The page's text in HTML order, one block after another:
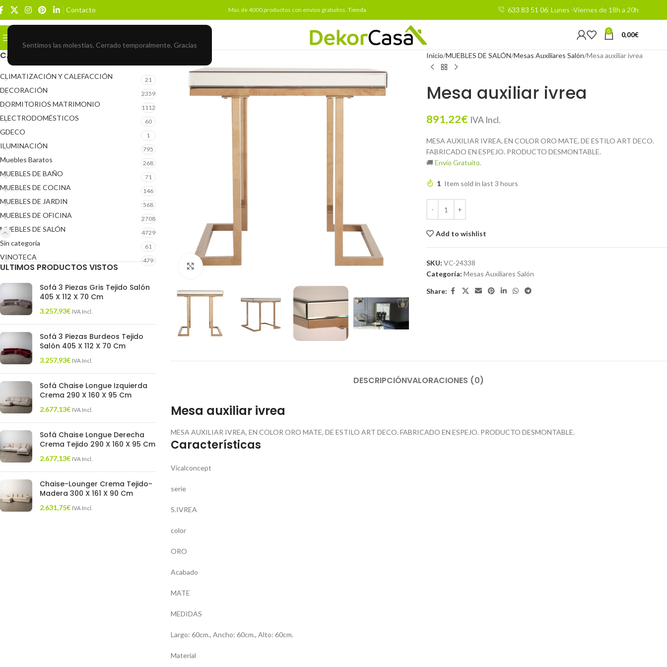
Sentimos las molestias. Cerrado temporalmente. Gracias
Contacto Mas de 4000 productos con envíos gratuitos. Tienda 633 83 51 06 Lunes -Viernes de 18h a 20h
0 0,00€
CATEGORÍAS DEL PRODUCTO
CLIMATIZACIÓN Y CALEFACCIÓN 21
DECORACIÓN 2359
DORMITORIOS MATRIMONIO 1112
ELECTRODOMÉSTICOS 60
GDECO 1
ILUMINACIÓN 795
Muebles Baratos 268
MUEBLES DE BAÑO 71
MUEBLES DE COCINA 146
MUEBLES DE JARDIN 568
MUEBLES DE OFICINA 2708
MUEBLES DE SALÓN 4729
Sin categoría 61
VINOTECA 479
ULTIMOS PRODUCTOS VISTOS
Sofá 3 Piezas Gris Tejido Salón
405 X 112 X 70 Cm
3.257,93€ IVA Incl.
Sofá 3 Piezas Burdeos Tejido
Salón 405 X 112 X 70 Cm
3.257,93€ IVA Incl.
Sofá Chaise Longue Izquierda
Crema 290 X 160 X 95 Cm
2.677,13€ IVA Incl.
Sofá Chaise Longue Derecha
Crema Tejido 290 X 160 X 95 Cm
2.677,13€ IVA Incl.
Chaise-Lounger Crema Tejido-
Madera 300 X 161 X 90 Cm
2.631,75€ IVA Incl.
Click to enlarge
Inicio MUEBLES DE SALÓN Mesas Auxiliares Salón Mesa auxiliar ivrea
Mesa auxiliar ivrea
891,22€ IVA Incl.
MESA AUXILIAR IVREA, EN COLOR ORO MATE, DE ESTILO ART DECO.
FABRICADO EN ESPEJO. PRODUCTO DESMONTABLE.
🚚 Envío Gratuito.
1 Item sold in last 3 hours
Add to wishlist
SKU: VC-24338
Categoría: Mesas Auxiliares Salón
Share:
DESCRIPCIÓNVALORACIONES (0)
Mesa auxiliar ivrea
MESA AUXILIAR IVREA, EN COLOR ORO MATE, DE ESTILO ART DECO. FABRICADO EN ESPEJO. PRODUCTO DESMONTABLE.
Características
Vicalconcept
serie
S.IVREA
color
ORO
Acabado
MATE
MEDIDAS
Largo: 60cm., Ancho: 60cm., Alto: 60cm.
Material